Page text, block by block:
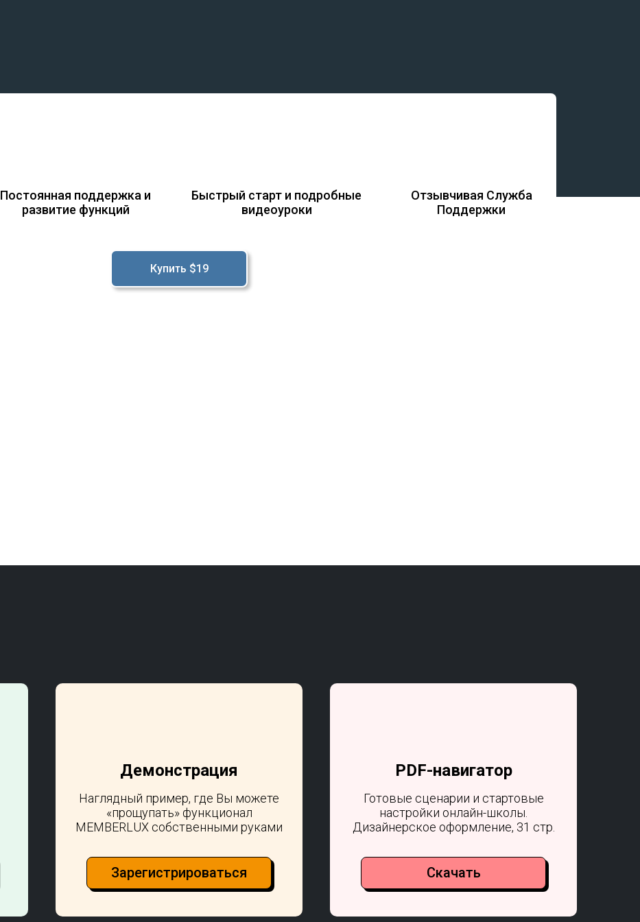
Постоянная поддержка и
развитие функций
Быстрый старт и подробные
видеоуроки
Купить $19
Отзывчивая Служба
Поддержки
Наглядный пример, где Вы можете
«прощупать» функционал
MEMBERLUX собственными руками
Готовые сценарии и стартовые
настройки онлайн-школы.
Дизайнерское оформление, 31 стр.
Демонстрация PDF-навигатор
Зарегистрироваться Скачать